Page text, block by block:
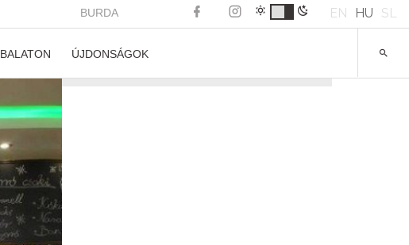
BURDA EN HU SL
BALATON ÚJDONSÁGOK